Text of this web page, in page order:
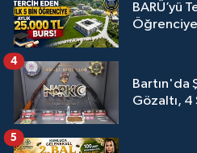
BARÜ’yü
Öğrenciye
Bartın'da
Gözaltı, 4
4
5